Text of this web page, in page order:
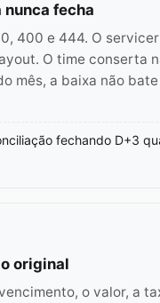
nunca fecha
400 e 444. O
O time conserta
mês, a baixa não
fechando D+3
original
o valor, a